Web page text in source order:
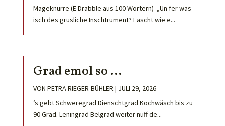
Mageknurre (E Drabble aus 100 Wörtern) „Un fer was
isch des grusliche Inschtrument? Fascht wie e...
Grad emol so …
VON PETRA RIEGER-BÜHLER | JULI 29, 2026
’s gebt Schweregrad Dienschtgrad Kochwäsch bis zu
90 Grad. Leningrad Belgrad weiter nuff de...